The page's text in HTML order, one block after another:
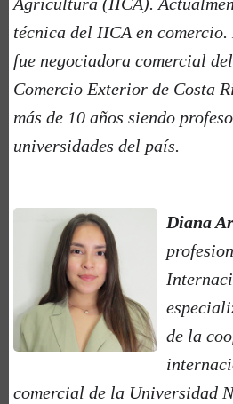
técnica del IICA en
fue negociadora comercial
Comercio Exterior de Costa
más de 10 años siendo
universidades del país.
Diana
de la
comercial de la Universidad